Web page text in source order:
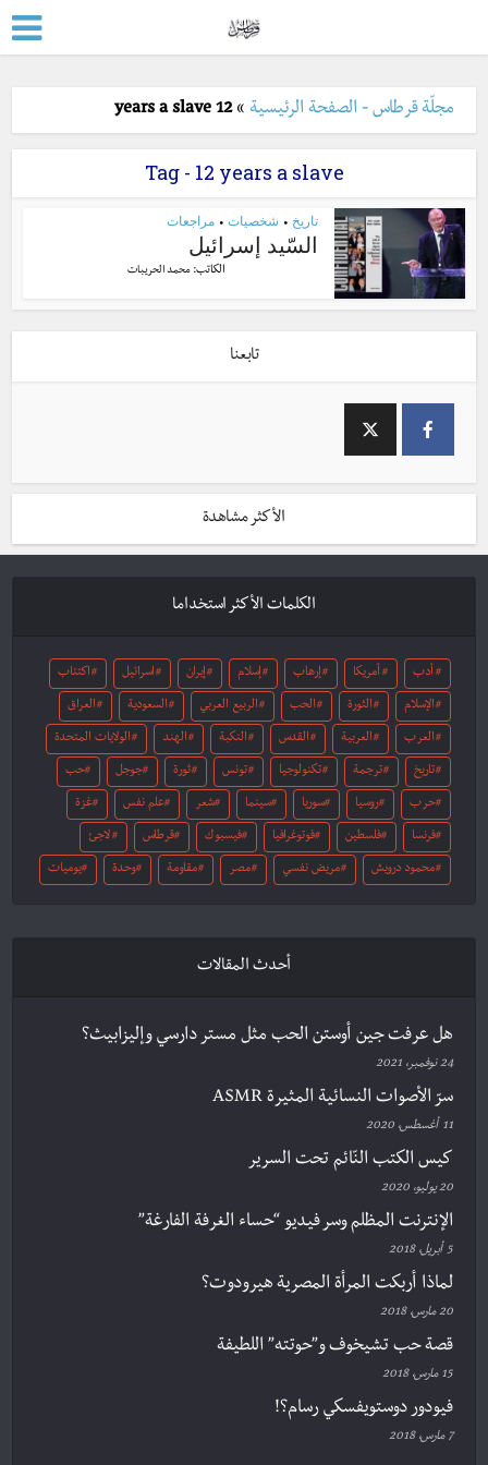
مجلّة قرطاس - الصفحة الرئيسية »
12 years a slave
Tag - 12 years a slave
تاريخ • شخصيات • مراجعات
السّيد إسرائيل
الكاتب:محمد الحريبات
تابعنا
الأكثر مشاهدة
الكلمات الأكثر استخداما
أدب أمريكا إرهاب إسلام إيران اسرائيل اكتئاب
الإسلام الثورة الحب الربيع العربي السعودية العراق
العرب العربية القدس النكبة الهند الولايات المتحدة
تاريخ ترجمة تكنولوجيا تونس ثورة جوجل حب
حرب روسيا سوريا سينما شعر علم نفس غزة
فرنسا فلسطين فوتوغرافيا فيسبوك قرطاس لاجئ
محمود درويش مريض نفسي مصر مقاومة وحدة يوميات
أحدث المقالات
هل عرفت جين أوستن الحب مثل مستر دارسي وإليزابيث؟
24 نوفمبر، 2021
سرّ الأصوات النسائية المثيرة ASMR
11 أغسطس، 2020
كيس الكتب النّائم تحت السرير
20 يوليو، 2020
الإنترنت المظلم وسر فيديو “حساء الغرفة الفارغة”
5 أبريل، 2018
لماذا أربكت المرأة المصرية هيرودوت؟
20 مارس، 2018
قصة حب تشيخوف و”حوتته” اللطيفة
15 مارس، 2018
فيودور دوستويفسكي رسام؟!
7 مارس، 2018